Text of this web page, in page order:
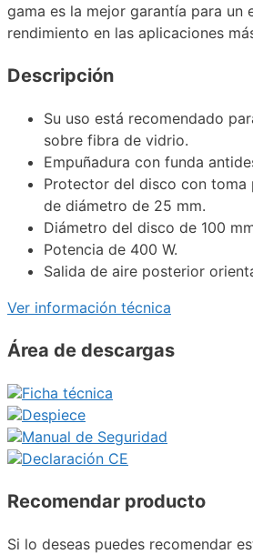
gama es la mejor garantía para un
rendimiento en las aplicaciones
Descripción
Su uso está recomendado
sobre fibra de vidrio.
Empuñadura con funda
Protector del disco con toma
de diámetro de 25 mm.
Diámetro del disco de 100
Potencia de 400 W.
Salida de aire posterior
Ver información técnica
Área de descargas
Ficha técnica
Despiece
Manual de Seguridad
Declaración CE
Recomendar producto
Si lo deseas puedes recomendar